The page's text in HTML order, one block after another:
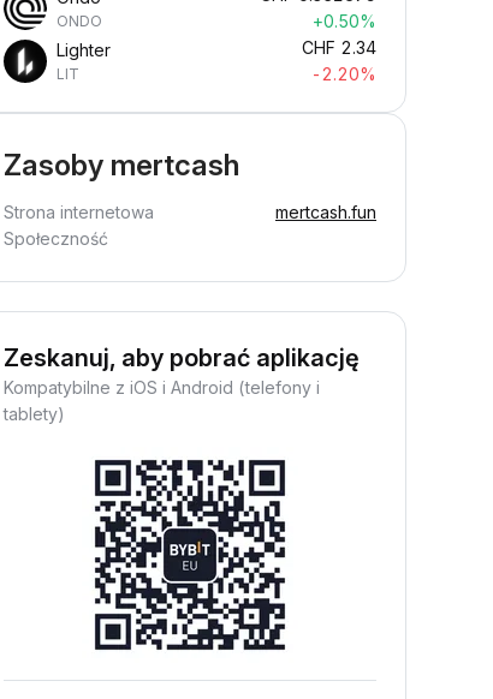
ONDO
+0.50%
Lighter
LIT
CHF 2.34
-2.20%
Zasoby mertcash
Strona internetowa
mertcash.fun
Społeczność
Zeskanuj, aby pobrać aplikację
Kompatybilne z iOS i Android (telefony i
tablety)